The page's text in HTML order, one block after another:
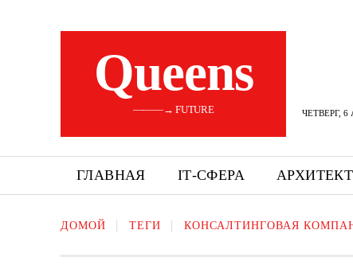
Queens
———→ FUTURE ЧЕТВЕРГ, 6
ГЛАВНАЯ ІТ-СФЕРА
ДОМОЙ ТЕГИ КОНСАЛТИНГОВАЯ